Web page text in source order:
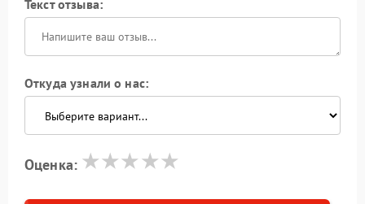
Текст отзыва:
Откуда узнали о нас:
Оценка: